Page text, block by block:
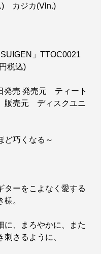
　カジカ(Vln.)
」TTOC0021
税込)
発売 発売元　ティート
販売元　ディスクユニ
ど巧くなる～
ターをこよなく愛する
。
に、まろやかに、また
刺さるように、